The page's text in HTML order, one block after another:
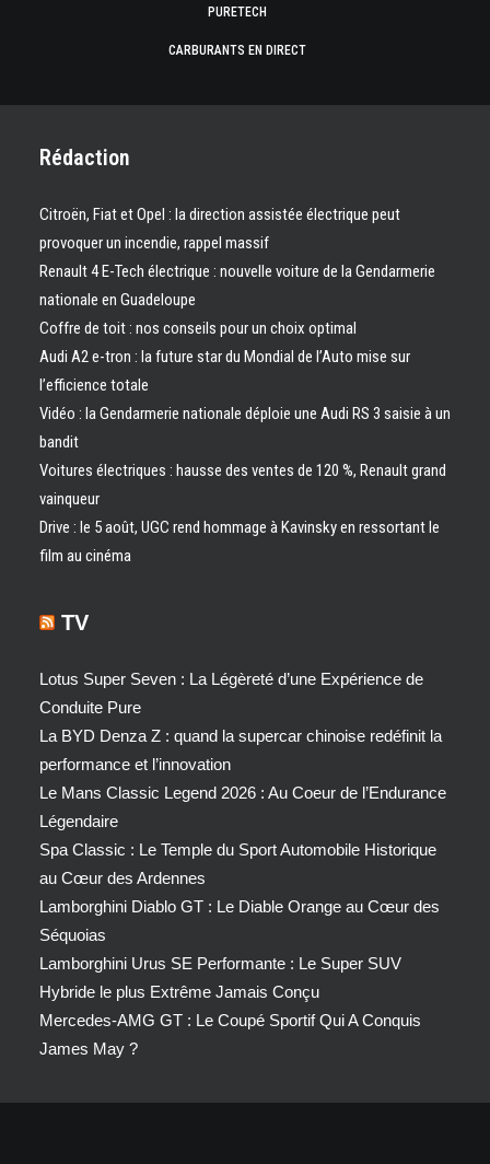
PURETECH
CARBURANTS EN DIRECT
Rédaction
Citroën, Fiat et Opel : la direction assistée électrique peut
provoquer un incendie, rappel massif
Renault 4 E-Tech électrique : nouvelle voiture de la Gendarmerie
nationale en Guadeloupe
Coffre de toit : nos conseils pour un choix optimal
Audi A2 e-tron : la future star du Mondial de l’Auto mise sur
l’efficience totale
Vidéo : la Gendarmerie nationale déploie une Audi RS 3 saisie à un
bandit
Voitures électriques : hausse des ventes de 120 %, Renault grand
vainqueur
Drive : le 5 août, UGC rend hommage à Kavinsky en ressortant le
film au cinéma
TV
Lotus Super Seven : La Légèreté d’une Expérience de
Conduite Pure
La BYD Denza Z : quand la supercar chinoise redéfinit la
performance et l’innovation
Le Mans Classic Legend 2026 : Au Coeur de l’Endurance
Légendaire
Spa Classic : Le Temple du Sport Automobile Historique
au Cœur des Ardennes
Lamborghini Diablo GT : Le Diable Orange au Cœur des
Séquoias
Lamborghini Urus SE Performante : Le Super SUV
Hybride le plus Extrême Jamais Conçu
Mercedes-AMG GT : Le Coupé Sportif Qui A Conquis
James May ?